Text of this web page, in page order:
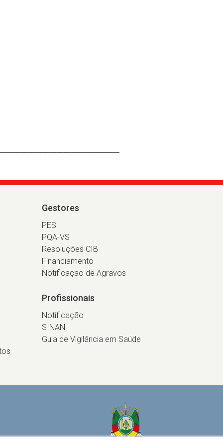
Gestores
PES
PQA-VS
Resoluções CIB
Financiamento
Notificação de Agravos
Profissionais
Notificação
SINAN
Guia de Vigilância em Saúde